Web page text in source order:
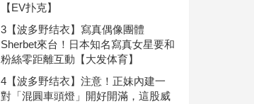
【EV扑克】
3 【波多野结衣】寫真偶像團體
Sherbet來台！日本知名寫真女星要和
粉絲零距離互動【大发体育】
4 【波多野结衣】注意！正妹內建一
對「混圓車頭燈」開好開滿，這股威